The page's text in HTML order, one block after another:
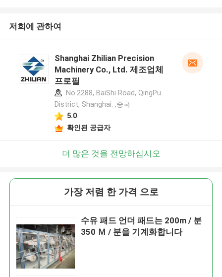
저희에 관하여
Shanghai Zhilian Precision
Machinery Co., Ltd. 제조업체
프로필
No.2288, BaiShi Road, QingPu
District, Shanghai. ,중국
5.0
확인된 공급자
더 많은 것을 전망하십시오
가장 저렴 한 가격 으로
수유 패드 언더 패드는 200m / 분
350 Ｍ / 분을 기계화합니다